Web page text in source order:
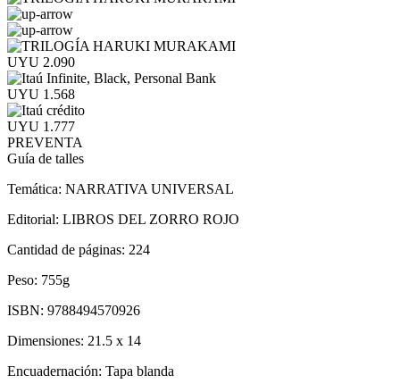
UYU 2.090
UYU 1.568
UYU 1.777
PREVENTA
Guía de talles
Temática: NARRATIVA UNIVERSAL
Editorial: LIBROS DEL ZORRO ROJO
Cantidad de páginas: 224
Peso: 755g
ISBN: 9788494570926
Dimensiones: 21.5 x 14
Encuadernación: Tapa blanda